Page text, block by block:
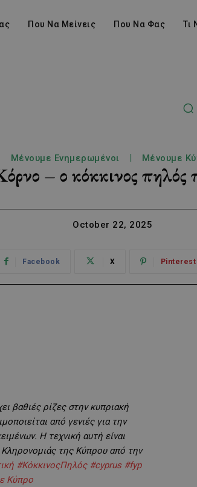
Που Να Μείνεις Που Να Φας Τι
Μένουμε Ενημερωμένοι Μένουμε
– ο κόκκινος πηλός
October 22, 2025
Facebook X Pinterest
βαθιές ρίζες στην κυπριακή
από γενιές για την
Η τεχνική αυτή είναι
της Κύπρου από την
#ΚόκκινοςΠηλός #cyprus #fyp
Κύπρο